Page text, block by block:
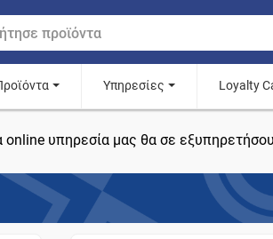
Υπηρεσίες Loyalty
online υπηρεσία μας θα σε